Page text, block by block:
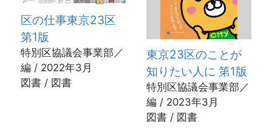
区の仕事東京23区
第1版
特別区協議会事業部／
編 / 2022年3月
図書 / 図書
東京23区のことが
知りたい人に 第1版
特別区協議会事業部／
編 / 2023年3月
図書 / 図書